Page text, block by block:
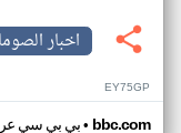
اخبار
EY75GP
بي بي سي• bbc.com